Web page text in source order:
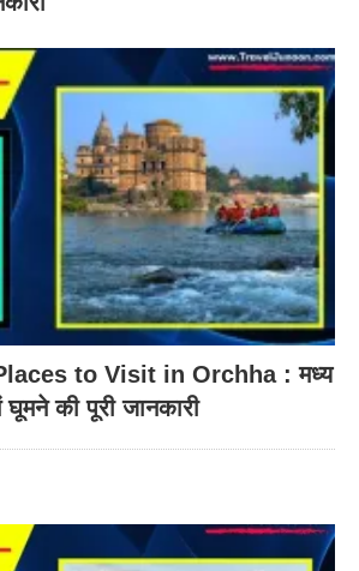
to Visit in Orchha : मध्य
की पूरी जानकारी